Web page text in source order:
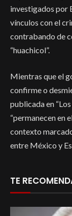
investigados por
vínculos con el
contrabando de
“huachicol”.
Mientras que el
confirme o
publicada en
“permanecen en
contexto
entre México y
TE